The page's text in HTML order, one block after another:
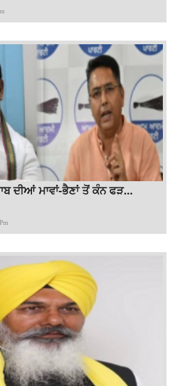
ਦੀਆਂ ਮਾਵਾਂ-ਭੈਣਾਂ ਤੋਂ ਕੰਨ ਫੜ...